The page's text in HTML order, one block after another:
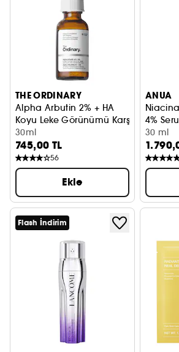
THE ORDINARY
Alpha Arbutin 2% + HA
Koyu Leke Görünümü Karşıtı Serum
30ml
745,00 TL
56
Ekle
ANUA
4%
30 ml
Flash İndirim